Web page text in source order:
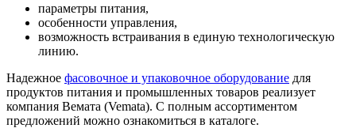
параметры питания,
особенности управления,
возможность встраивания в единую технологическую
линию.
Надежное фасовочное и упаковочное оборудование для
продуктов питания и промышленных товаров реализует
компания Вемата (Vemata). С полным ассортиментом
предложений можно ознакомиться в каталоге.